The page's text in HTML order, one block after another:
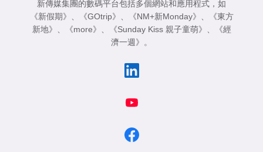
新傳媒集團的數碼平台包括多個網站和應用程式，如
《新假期》
《GOtrip》 《NM+新Monday》
《東方
新地》
《more》 《Sunday Kiss 親子童萌》
《經
濟一週》
。